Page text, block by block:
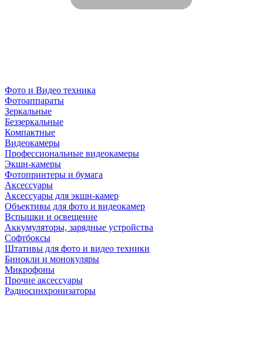
Фото и Видео техника
Фотоаппараты
Зеркальные
Беззеркальные
Компактные
Видеокамеры
Профессиональные видеокамеры
Экшн-камеры
Фотопринтеры и бумага
Аксессуары
Аксессуары для экшн-камер
Объективы для фото и видеокамер
Вспышки и освещение
Аккумуляторы, зарядные устройства
Софтбоксы
Штативы для фото и видео техники
Бинокли и монокуляры
Микрофоны
Прочие аксессуары
Радиосинхронизаторы